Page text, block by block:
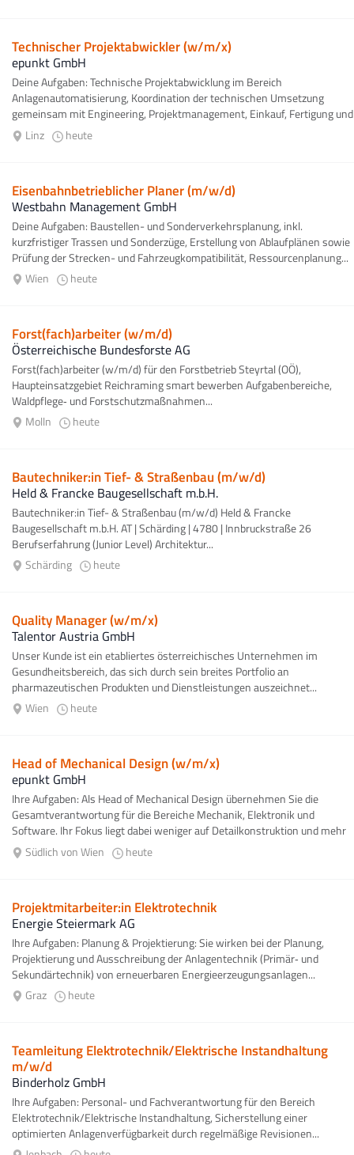
Technischer Projektabwickler (w/m/x)
epunkt GmbH
Deine Aufgaben: Technische Projektabwicklung im Bereich
Anlagenautomatisierung, Koordination der technischen Umsetzung
gemeinsam mit Engineering, Projektmanagement, Einkauf, Fertigung und
Montage, Erstellung und Prüfung...
Linz heute
Eisenbahnbetrieblicher Planer (m/w/d)
Westbahn Management GmbH
Deine Aufgaben: Baustellen- und Sonderverkehrsplanung, inkl.
kurzfristiger Trassen und Sonderzüge, Erstellung von Ablaufplänen sowie
Prüfung der Strecken- und Fahrzeugkompatibilität, Ressourcenplanung...
Wien
heute
Forst(fach)arbeiter (w/m/d)
Österreichische Bundesforste AG
Forst(fach)arbeiter (w/m/d) für den Forstbetrieb Steyrtal (OÖ),
Haupteinsatzgebiet Reichraming smart bewerben Aufgabenbereiche,
Waldpflege‐ und Forstschutzmaßnahmen...
Molln
heute
Bautechniker:in Tief- & Straßenbau (m/w/d)
Held & Francke Baugesellschaft m.b.H.
Bautechniker:in Tief- & Straßenbau (m/w/d) Held & Francke
Baugesellschaft m.b.H. AT | Schärding | 4780 | Innbruckstraße 26
Berufserfahrung (Junior Level) Architektur...
Schärding
heute
Quality Manager (w/m/x)
Talentor Austria GmbH
Unser Kunde ist ein etabliertes österreichisches Unternehmen im
Gesundheitsbereich, das sich durch sein breites Portfolio an
pharmazeutischen Produkten und Dienstleistungen auszeichnet...
Wien
heute
Head of Mechanical Design (w/m/x)
epunkt GmbH
Ihre Aufgaben: Als Head of Mechanical Design übernehmen Sie die
Gesamtverantwortung für die Bereiche Mechanik, Elektronik und
Software. Ihr Fokus liegt dabei weniger auf Detailkonstruktion und mehr
auf der erfolgreichen...
Südlich von Wien heute
Projektmitarbeiter:in Elektrotechnik
Energie Steiermark AG
Ihre Aufgaben: Planung & Projektierung: Sie wirken bei der Planung,
Projektierung und Ausschreibung der Anlagentechnik (Primär‑ und
Sekundärtechnik) von erneuerbaren Energieerzeugungsanlagen...
Graz
heute
Teamleitung Elektrotechnik/Elektrische Instandhaltung
m/w/d
Binderholz GmbH
Ihre Aufgaben: Personal- und Fachverantwortung für den Bereich
Elektrotechnik/Elektrische Instandhaltung, Sicherstellung einer
optimierten Anlagenverfügbarkeit durch regelmäßige Revisionen...